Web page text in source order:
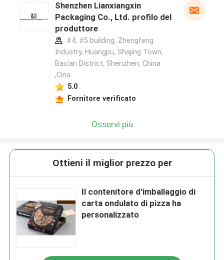
Shenzhen Lianxiangxin
Packaging Co., Ltd. profilo del
produttore
#4, #5 building, Zhengfeng
Industry, Huangpu, Shajing Town,
Bao'an District, Shenzhen, China
,Cina
5.0
Fornitore verificato
Osservi più
Ottieni il miglior prezzo per
Il contenitore d'imballaggio di
carta ondulato di pizza ha
personalizzato